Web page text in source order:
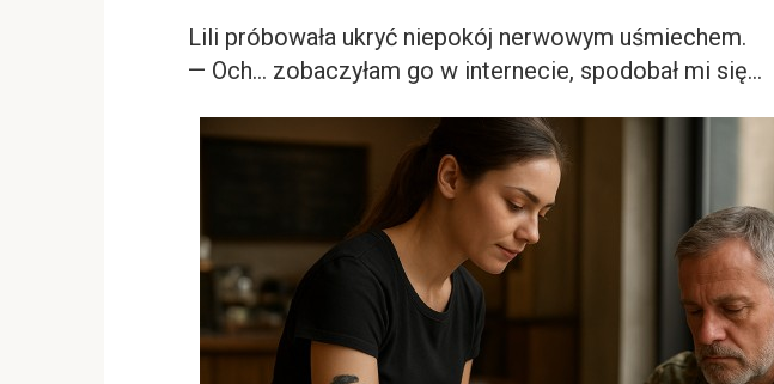
Lili próbowała ukryć niepokój nerwowym uśmiechem.
— Och… zobaczyłam go w internecie, spodobał mi się…